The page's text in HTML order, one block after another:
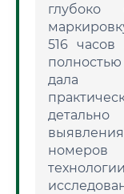
глубоко
516
дала
номеров